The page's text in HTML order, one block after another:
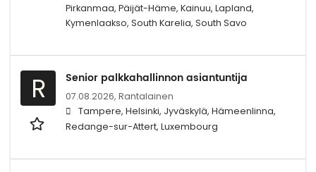
Pirkanmaa, Päijät-Häme, Kainuu, Lapland,
Kymenlaakso, South Karelia, South Savo
R Senior palkkahallinnon asiantuntija
07.08.2026, Rantalainen
Tampere, Helsinki, Jyväskylä, Hämeenlinna,
Redange-sur-Attert, Luxembourg